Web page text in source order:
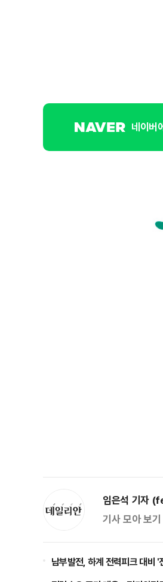
네이버
임은석 기자
기사 모아 보
남부발전, 하계 전력피크 대비